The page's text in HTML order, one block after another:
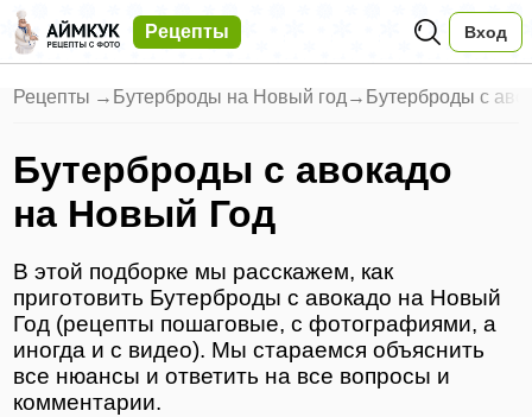
Рецепты Вход
Рецепты → Бутерброды на Новый год → Бутерброды с
Бутерброды с авокадо
на Новый Год
В этой подборке мы расскажем, как
приготовить Бутерброды с авокадо на Новый
Год (рецепты пошаговые, с фотографиями, а
иногда и с видео). Мы стараемся объяснить
все нюансы и ответить на все вопросы и
комментарии.